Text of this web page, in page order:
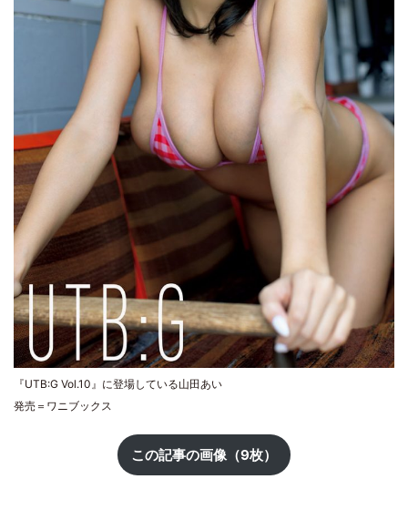
『UTB:G Vol.10』に登場している山田あい
発売＝ワニブックス
この記事の画像（9枚）